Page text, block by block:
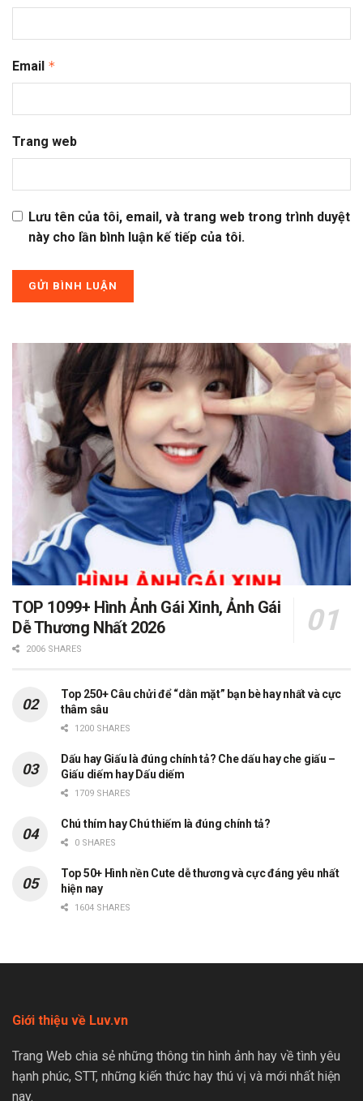
Email *
Trang web
Lưu tên của tôi, email, và trang web trong trình duyệt
này cho lần bình luận kế tiếp của tôi.
TOP 1099+ Hình Ảnh Gái Xinh, Ảnh Gái
Dễ Thương Nhất 2026
2006 SHARES
Top 250+ Câu chửi để “dằn mặt” bạn bè hay nhất và cực
thâm sâu
1200 SHARES
Dấu hay Giấu là đúng chính tả? Che dấu hay che giấu –
Giấu diếm hay Dấu diếm
1709 SHARES
Chú thím hay Chú thiếm là đúng chính tả?
0 SHARES
Top 50+ Hình nền Cute dễ thương và cực đáng yêu nhất
hiện nay
1604 SHARES
Giới thiệu về Luv.vn
Trang Web chia sẻ những thông tin hình ảnh hay về tình yêu
hạnh phúc, STT, những kiến thức hay thú vị và mới nhất hiện
nay.